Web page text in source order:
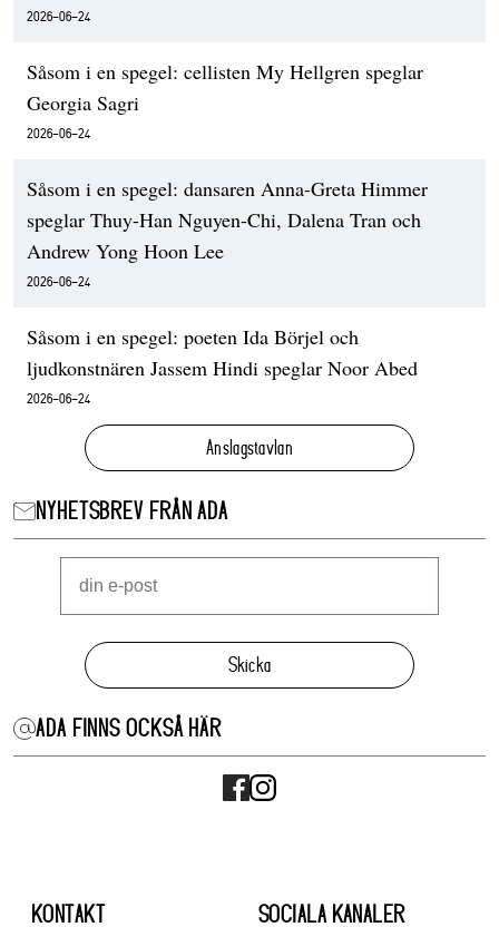
2026-06-24
Såsom i en spegel: cellisten My Hellgren speglar
Georgia Sagri
2026-06-24
Såsom i en spegel: dansaren Anna-Greta Himmer
speglar Thuy-Han Nguyen-Chi, Dalena Tran och
Andrew Yong Hoon Lee
2026-06-24
Såsom i en spegel: poeten Ida Börjel och
ljudkonstnären Jassem Hindi speglar Noor Abed
2026-06-24
Anslagstavlan
NYHETSBREV FRÅN ADA
Skicka
ADA FINNS OCKSÅ HÄR
KONTAKT SOCIALA KANALER